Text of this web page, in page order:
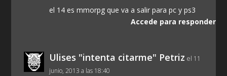
el 14 es mmorpg que va a salir para pc y ps3
Accede para responder
Ulises "intenta citarme" Petriz el 11
junio, 2013 a las 18:40